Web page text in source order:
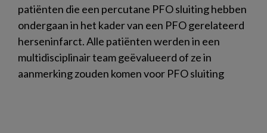
patiënten die een percutane PFO sluiting hebben
ondergaan in het kader van een PFO gerelateerd
herseninfarct. Alle patiënten werden in een
multidisciplinair team geëvalueerd of ze in
aanmerking zouden komen voor PFO sluiting